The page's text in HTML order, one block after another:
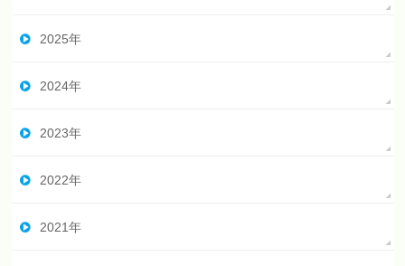
2025年
2024年
2023年
2022年
2021年